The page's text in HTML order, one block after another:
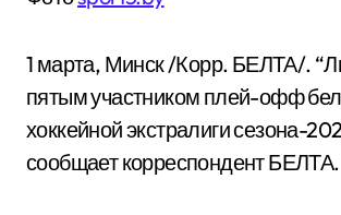
1 марта, Минск /Корр. БЕЛТА/.
пятым участником плей-офф
хоккейной экстралиги сезона-
сообщает корреспондент БЕЛТА.